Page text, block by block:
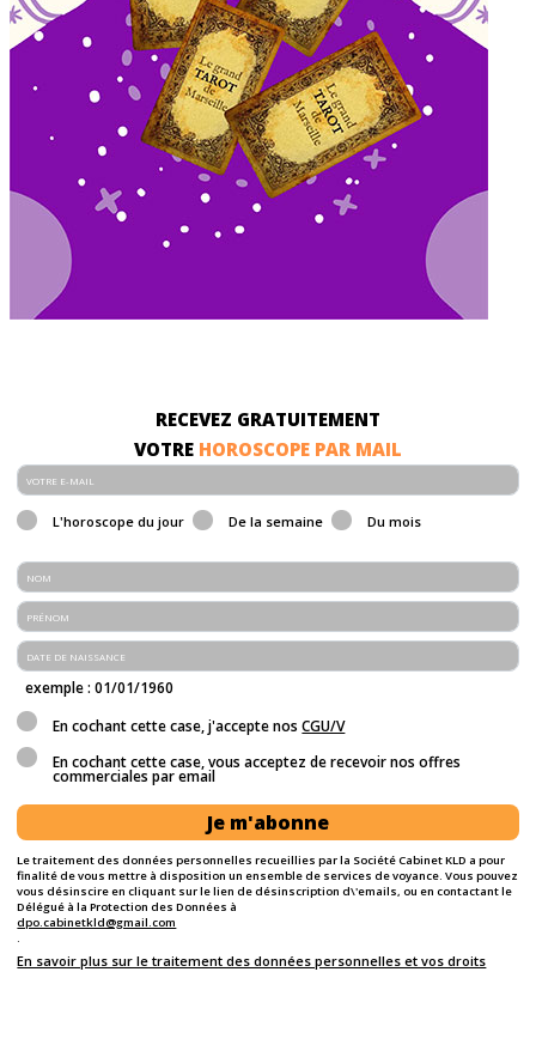
RECEVEZ GRATUITEMENT
VOTRE HOROSCOPE PAR MAIL
L'horoscope du jour De la semaine Du mois
exemple : 01/01/1960
En cochant cette case, j'accepte nosCGU/V
En cochant cette case, vous acceptez de recevoir nos offres
commerciales par email
Je m'abonne
Le traitement des données personnelles recueillies par la Société Cabinet KLD a pour
finalité de vous mettre à disposition un ensemble de services de voyance. Vous pouvez
vous désinscire en cliquant sur le lien de désinscription d\'emails, ou en contactant le
Délégué à la Protection des Données à
dpo.cabinetkld@gmail.com
.
En savoir plus sur le traitement des données personnelles et vos droits